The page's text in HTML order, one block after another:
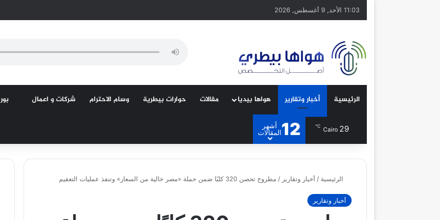
11:03 الأحد, 9 أغسطس, 2026
الرئيسية أخبار وتقارير هواها بيديا مقالات حوارات بيطرية وسام الاحترام شركات و اعمال
Cairo 29
℃
12
أشهر
المقالات
الرئيسية / أخبار وتقارير / مطروح تحصن 320 كلبًا ضمن حملة «مصر خالية من السعار» وتنفذ عمليات التعقيم
أخبار وتقارير